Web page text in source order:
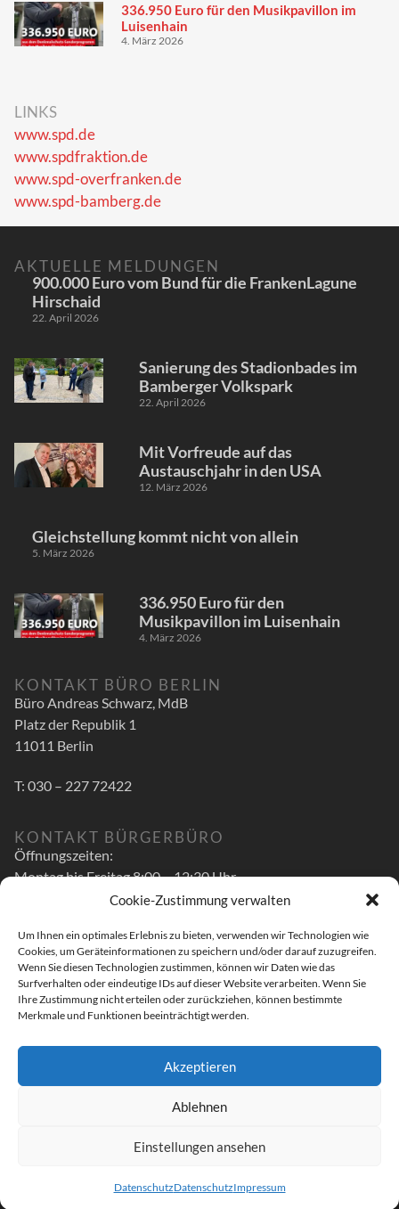
Cookie-Zustimmung verwalten
Um Ihnen ein optimales Erlebnis zu bieten, verwenden wir Technologien wie
Cookies, um Geräteinformationen zu speichern und/oder darauf zuzugreifen.
Wenn Sie diesen Technologien zustimmen, können wir Daten wie das
Surfverhalten oder eindeutige IDs auf dieser Website verarbeiten. Wenn Sie
Ihre Zustimmung nicht erteilen oder zurückziehen, können bestimmte
Merkmale und Funktionen beeinträchtigt werden.
Akzeptieren
Ablehnen
Einstellungen ansehen
DatenschutzDatenschutzImpressum
336.950 Euro für den Musikpavillon im
Luisenhain
4. März 2026
LINKS
www.spd.de
www.spdfraktion.de
www.spd-overfranken.de
www.spd-bamberg.de
AKTUELLE MELDUNGEN
900.000 Euro vom Bund für die FrankenLagune
Hirschaid
22. April 2026
Sanierung des Stadionbades im
Bamberger Volkspark
22. April 2026
Mit Vorfreude auf das
Austauschjahr in den USA
12. März 2026
Gleichstellung kommt nicht von allein
5. März 2026
336.950 Euro für den
Musikpavillon im Luisenhain
4. März 2026
KONTAKT BÜRO BERLIN
Büro Andreas Schwarz, MdB
Platz der Republik 1
11011 Berlin
T: 030 – 227 72422
KONTAKT BÜRGERBÜRO
Öffnungszeiten:
Montag bis Freitag 8:00 – 12:30 Uhr
Montag bis Mittwoch 14:00 – 16:00 Uhr
Donnerstag 14:00 – 17:30 Uhr
Luitpoldstr. 48 A
96052 Bamberg
M: andreas.schwarz@bundestag.de